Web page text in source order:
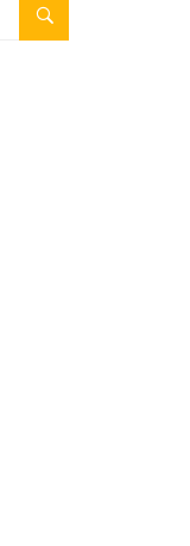
TÌM
KIẾM